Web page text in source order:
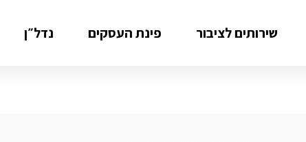
שירותים לציבור פינת העסקים נדל״ן